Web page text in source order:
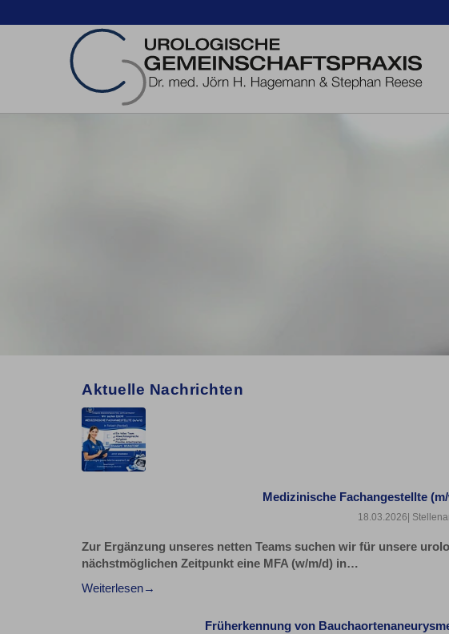
Aktuelle Nachrichten
Medizinische Fachangestellte
18.03.2026 |
Zur Ergänzung unseres netten Teams suchen wir für unsere
nächstmöglichen Zeitpunkt eine MFA (w/m/d) in…
Weiterlesen
Früherkennung von